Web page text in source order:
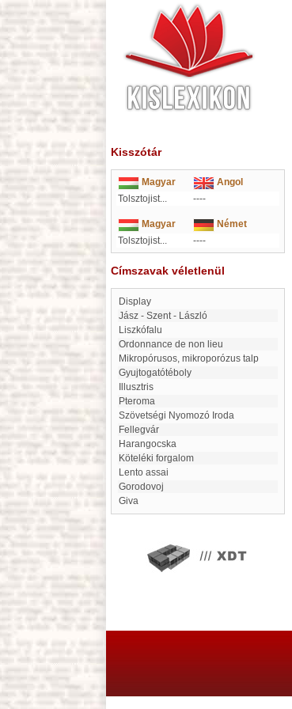
Kisszótár
Magyar
Angol
Tolsztojist...
----
Magyar
Német
Tolsztojist...
----
Címszavak véletlenül
Display
Jász - Szent - László
Liszkófalu
Ordonnance de non lieu
mikropórusos, mikroporózus talp
Gyujtogatótéboly
illusztris
Pteroma
Szövetségi Nyomozó Iroda
Fellegvár
Harangocska
Köteléki forgalom
lento assai
Gorodovoj
Giva